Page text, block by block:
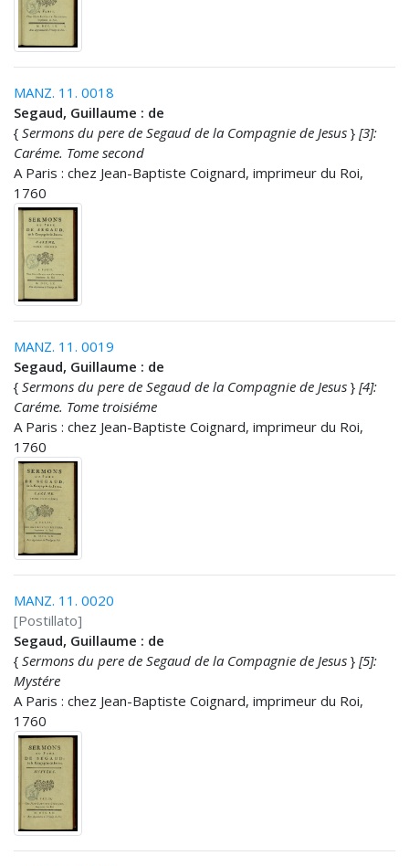
MANZ. 11. 0018
Segaud, Guillaume : de
{ Sermons du pere de Segaud de la Compagnie de Jesus } [3]:
Caréme. Tome second
A Paris : chez Jean-Baptiste Coignard, imprimeur du Roi,
1760
MANZ. 11. 0019
Segaud, Guillaume : de
{ Sermons du pere de Segaud de la Compagnie de Jesus } [4]:
Caréme. Tome troisiéme
A Paris : chez Jean-Baptiste Coignard, imprimeur du Roi,
1760
MANZ. 11. 0020
[Postillato]
Segaud, Guillaume : de
{ Sermons du pere de Segaud de la Compagnie de Jesus } [5]:
Mystére
A Paris : chez Jean-Baptiste Coignard, imprimeur du Roi,
1760